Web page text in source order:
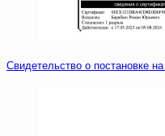
Свидетельство о постановке